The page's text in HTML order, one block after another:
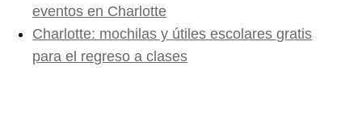
eventos en Charlotte
Charlotte: mochilas y útiles escolares gratis
para el regreso a clases